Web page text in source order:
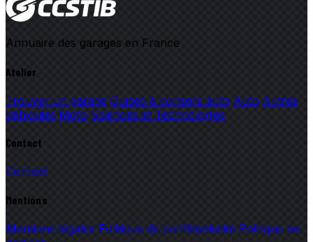
Annuaire des garages en France
Atelier
Trouver un garage Guides & conseils auto Auto Autres
véhicules Moto Sciences et Technologies
Contact
Contact
Mentions
Mentions légales Politique de confidentialité Politique de